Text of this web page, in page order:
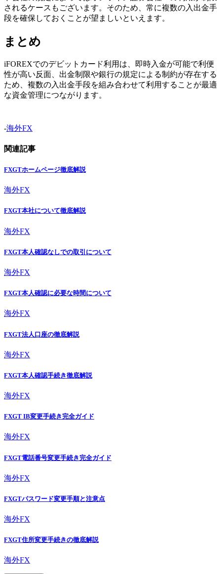
されるケースもございます。そのため、常に複数の入出金手
段を確保しておくことが望ましいといえます。
まとめ
iFOREXでのデビットカード利用は、即時入金が可能で利便
性が高い反面、出金制限や銀行の規定による制約が存在する
ため、複数の入出金手段を組み合わせて利用することが最適
な資金管理につながります。
-海外FX
関連記事
FXGTホームページ徹底解説
海外FX
FXGT本社について徹底解説
海外FX
FXGT本人確認なしでの取引について
海外FX
FXGT本人確認に必要な時間について
海外FX
FXGT法人口座の徹底解説
海外FX
FXGT本人確認手続き徹底解説
海外FX
FXGT IB変更手続き完全ガイド
海外FX
FXGT電話番号変更手続き完全ガイド
海外FX
FXGTパスワード変更手順と注意点
海外FX
FXGT住所変更手続きの徹底解説
海外FX